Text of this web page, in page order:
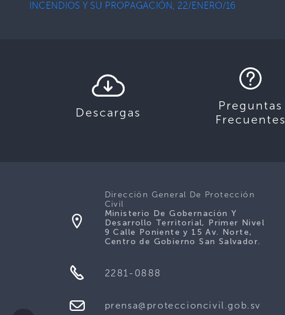
INCENDIOS Y SU PROPAGACIÓN, 22/ENERO/16
Descargas
Preguntas
Frecuentes
Dirección General De Protección
Civil
Ministerio De Gobernación Y
Desarrollo Territorial, Primer Nivel
9 Calle Poniente y 15 Av. Norte,
Centro de Gobierno San Salvador.
2281-0888
prensa@proteccioncivil.gob.sv